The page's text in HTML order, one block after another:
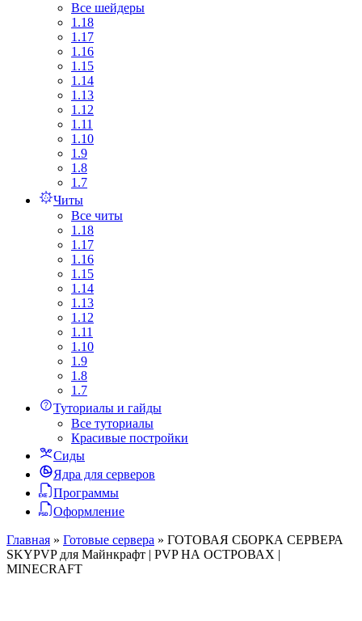
Все шейдеры
1.18
1.17
1.16
1.15
1.14
1.13
1.12
1.11
1.10
1.9
1.8
1.7
Читы
Все читы
1.18
1.17
1.16
1.15
1.14
1.13
1.12
1.11
1.10
1.9
1.8
1.7
Туториалы и гайды
Все туториалы
Красивые постройки
Сиды
Ядра для серверов
Программы
Оформление
Главная » Готовые сервера » ГОТОВАЯ СБОРКА СЕРВЕРА
SKYPVP для Майнкрафт | PVP НА ОСТРОВАХ |
MINECRAFT